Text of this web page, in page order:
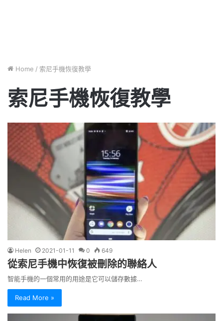
Home / 索尼手機恢復教學
索尼手機恢復教學
Helen 2021-01-11 0 649
從索尼手機中恢復被刪除的聯絡人
智能手機的一個常用的用途是它可以儲存數據…
Read More »